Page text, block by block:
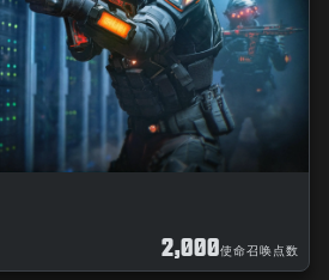
2,000使命召唤点数